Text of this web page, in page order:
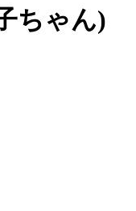
ちゃん)